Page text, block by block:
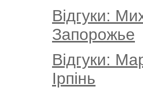
Відгуки:
Запорожье
Відгуки:
Ірпінь